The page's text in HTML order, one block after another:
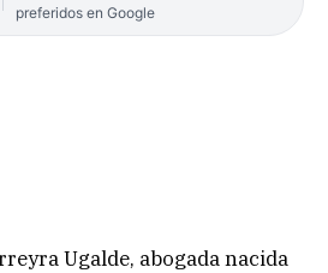
preferidos en Google
Ugalde, abogada nacida